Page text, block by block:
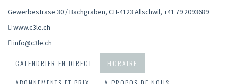
Gewerbestrase 30 / Bachgraben, CH-4123 Allschwil, +41 79 2093689
www.c3le.ch
info@c3le.ch
CALENDRIER EN DIRECT
HORAIRE